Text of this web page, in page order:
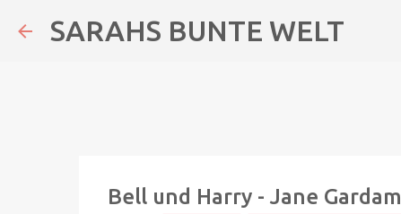
SARAHS BUNTE WELT
Bell und Harry - Jane Gardam